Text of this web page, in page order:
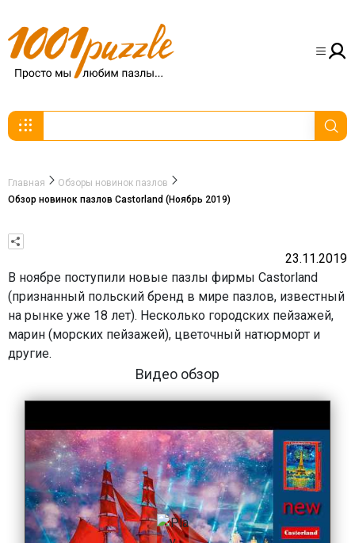
Главная
Обзоры новинок пазлов
Обзор новинок пазлов Castorland (Ноябрь 2019)
23.11.2019
В ноябре поступили новые пазлы фирмы Castorland
(признанный польский бренд в мире пазлов, известный
на рынке уже 18 лет). Несколько городских пейзажей,
марин (морских пейзажей), цветочный натюрморт и
другие.
Видео обзор